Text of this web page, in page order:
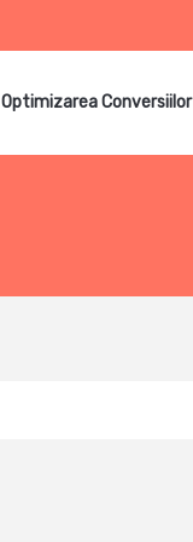
Optimizarea Conversiilor